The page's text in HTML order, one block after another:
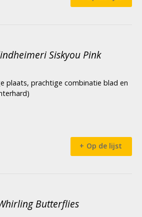
Siskyou Pink
plaats, prachtige combinatie blad en
Op de lijst
Butterflies